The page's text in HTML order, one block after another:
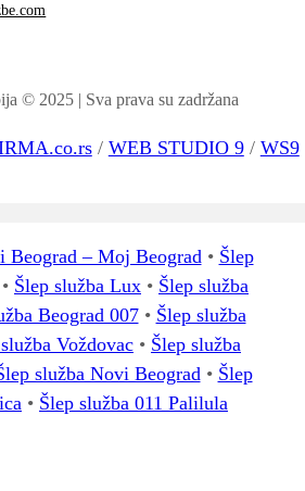
© 2025 | Sva prava su zadržana
/ WEB STUDIO 9/ WS9
Beograd – Moj Beograd• Šlep
• Šlep služba Lux • Šlep služba
Beograd 007• Šlep služba
Voždovac • Šlep služba
služba Novi Beograd• Šlep
• Šlep služba 011 Palilula